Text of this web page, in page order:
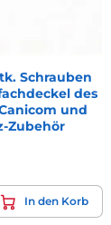
Schrauben
des
und
Zubehör
In den Korb